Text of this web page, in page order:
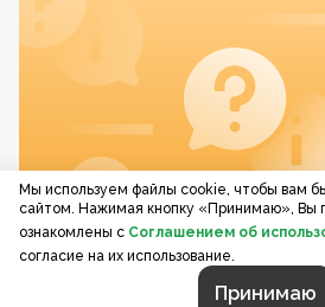
Мы используем файлы cookie, чтобы вам
сайтом. Нажимая кнопку «Принимаю», Вы
ознакомлены с Соглашением об
согласие на их использование.
Принимаю